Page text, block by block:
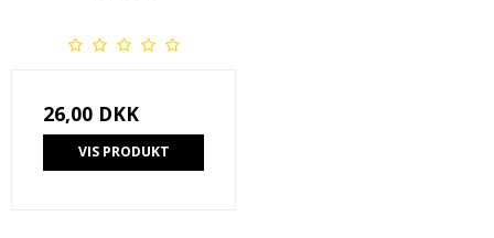
26,00 DKK
VIS PRODUKT